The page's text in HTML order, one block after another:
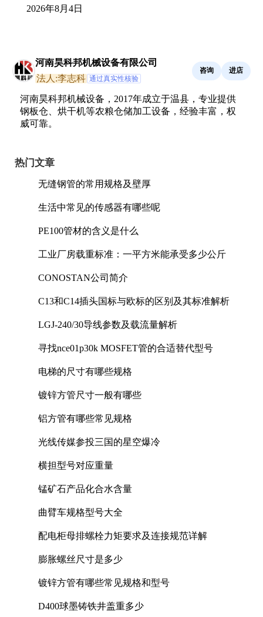
2026年8月4日
河南昊科邦机械设备有限公司
法人:李志科 通过真实性核验
咨询 进店
河南昊科邦机械设备，2017年成立于温县，专业提供
钢板仓、烘干机等农粮仓储加工设备，经验丰富，权
威可靠。
热门文章
无缝钢管的常用规格及壁厚
生活中常见的传感器有哪些呢
PE100管材的含义是什么
工业厂房载重标准：一平方米能承受多少公斤
CONOSTAN公司简介
C13和C14插头国标与欧标的区别及其标准解析
LGJ-240/30导线参数及载流量解析
寻找nce01p30k MOSFET管的合适替代型号
电梯的尺寸有哪些规格
镀锌方管尺寸一般有哪些
铝方管有哪些常见规格
光线传媒参投三国的星空爆冷
横担型号对应重量
锰矿石产品化合水含量
曲臂车规格型号大全
配电柜母排螺栓力矩要求及连接规范详解
膨胀螺丝尺寸是多少
镀锌方管有哪些常见规格和型号
D400球墨铸铁井盖重多少